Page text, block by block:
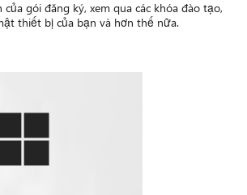
của gói đăng ký, xem qua các khóa đào tạo,
thiết bị của bạn và hơn thế nữa.